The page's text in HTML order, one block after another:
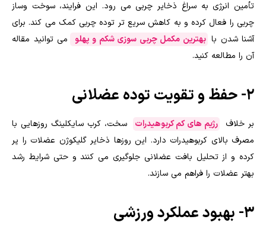
تأمین انرژی به سراغ ذخایر چربی می رود. این فرایند، سوخت وساز
چربی را فعال کرده و به کاهش سریع تر توده چربی کمک می کند. برای
آشنا شدن با بهترین مکمل چربی سوزی شکم و پهلو
می توانید مقاله
آن را مطالعه کنید.
2- حفظ و تقویت توده عضلانی
بر خلاف رژیم های کم کربوهیدرات
سخت، کرب سایکلینگ روزهایی با
مصرف بالای کربوهیدرات دارد. این روزها ذخایر گلیکوژن عضلات را پر
کرده و از تحلیل بافت عضلانی جلوگیری می کنند و حتی شرایط رشد
بهتر عضلات را فراهم می سازند.
3- بهبود عملکرد ورزشی